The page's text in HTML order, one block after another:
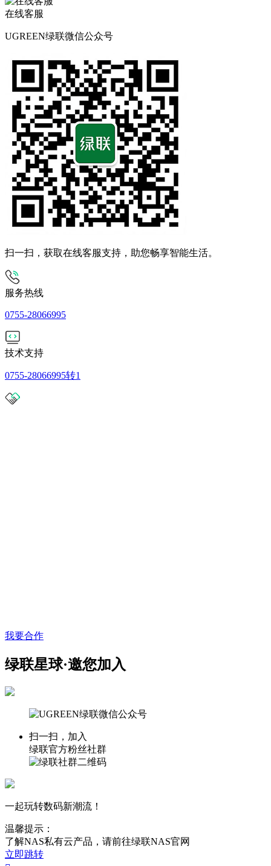
在线客服
UGREEN绿联微信公众号
扫一扫，获取在线客服支持，助您畅享智能生活。
服务热线
0755-28066995
技术支持
0755-28066995转1
我要合作
绿联星球·邀您加入
扫一扫，加入
绿联官方粉丝社群
一起玩转数码新潮流！
温馨提示：
了解NAS私有云产品，请前往绿联NAS官网
立即跳转